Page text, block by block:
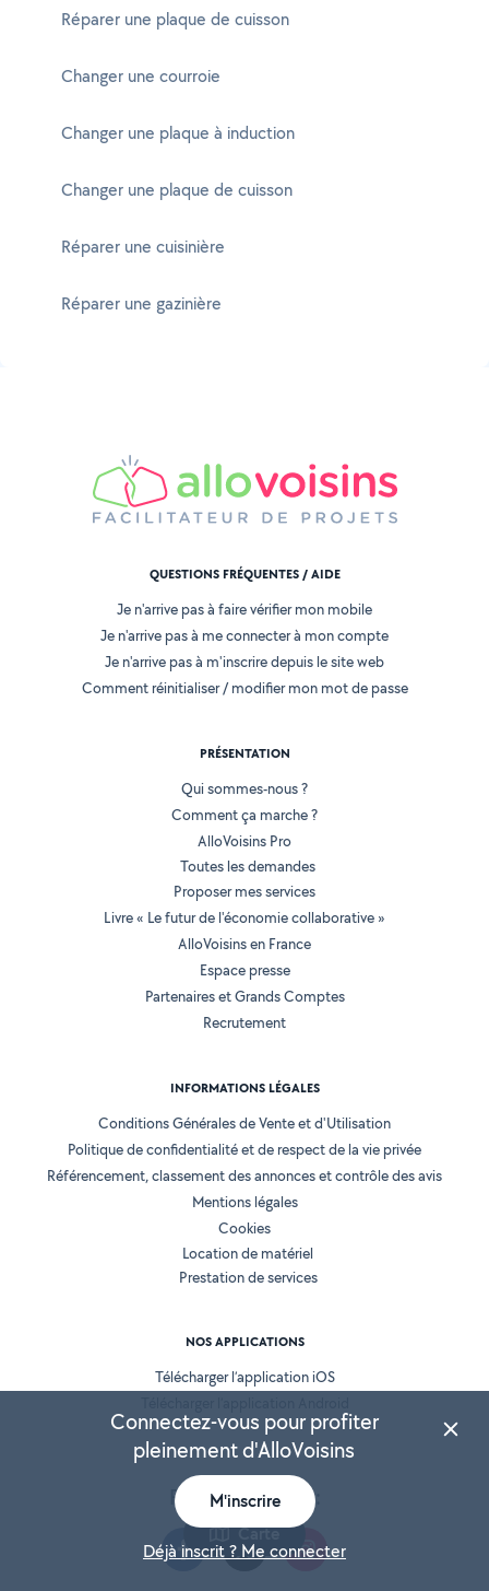
Réparer une plaque de cuisson
Changer une courroie
Changer une plaque à induction
Changer une plaque de cuisson
Réparer une cuisinière
Réparer une gazinière
Carte
Retrouvez-nous :
QUESTIONS FRÉQUENTES / AIDE
Je n'arrive pas à faire vérifier mon mobile
Je n'arrive pas à me connecter à mon compte
Je n'arrive pas à m'inscrire depuis le site web
Comment réinitialiser / modifier mon mot de passe
PRÉSENTATION
Qui sommes-nous ?
Comment ça marche ?
AlloVoisins Pro
Toutes les demandes
Proposer mes services
Livre « Le futur de l'économie collaborative »
AlloVoisins en France
Espace presse
Partenaires et Grands Comptes
Recrutement
INFORMATIONS LÉGALES
Conditions Générales de Vente et d'Utilisation
Politique de confidentialité et de respect de la vie privée
Référencement, classement des annonces et contrôle des avis
Mentions légales
Cookies
Location de matériel
Prestation de services
NOS APPLICATIONS
Télécharger l’application iOS
Connectez-vous pour profiter
pleinement d'AlloVoisins
M'inscrire
Déjà inscrit ? Me connecter